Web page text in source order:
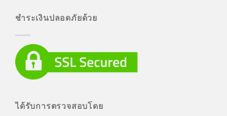
ชำระเงินปลอดภัยด้วย
ได้รับการตรวจสอบโดย